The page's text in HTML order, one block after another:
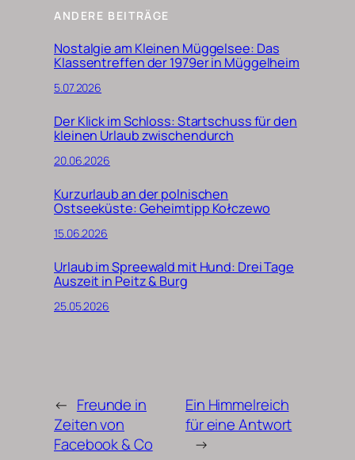
ANDERE BEITRÄGE
Nostalgie am Kleinen Müggelsee: Das
Klassentreffen der 1979er in Müggelheim
5.07.2026
Der Klick im Schloss: Startschuss für den
kleinen Urlaub zwischendurch
20.06.2026
Kurzurlaub an der polnischen
Ostseeküste: Geheimtipp Kołczewo
15.06.2026
Urlaub im Spreewald mit Hund: Drei Tage
Auszeit in Peitz & Burg
25.05.2026
← Freunde in
Zeiten von
Facebook & Co
Ein Himmelreich
für eine Antwort
→